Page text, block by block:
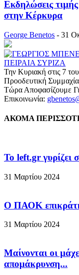
Eκδηλώσεις
στην Κέρκυρα
George Benetos - 31
Την Κυριακή στις 7
Προοδευτική
Τώρα Αποφασίζουμε
Επικοινωνία:
ΑΚΟΜΑ
To left.gr γυρίζει
31 Μαρτίου 2024
Ο ΠΑΟΚ
31 Μαρτίου 2024
Μαίνονται οι
απομάκρυνση...